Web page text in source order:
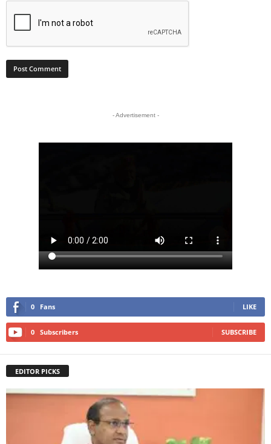
- Advertisement -
0 Fans LIKE
0 Subscribers SUBSCRIBE
EDITOR PICKS